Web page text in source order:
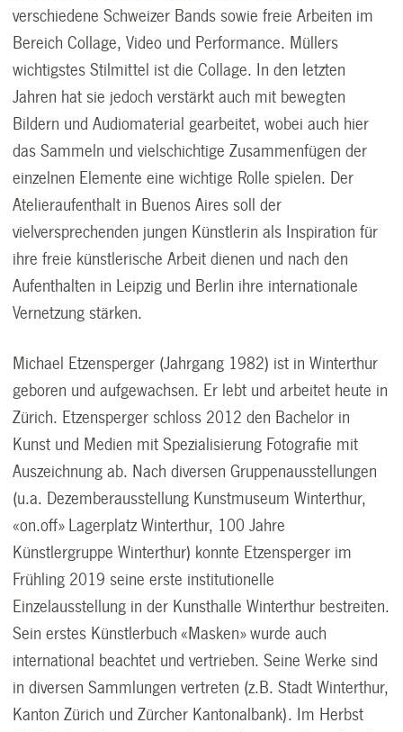
verschiedene Schweizer Bands sowie freie Arbeiten im
Bereich Collage, Video und Performance. Müllers
wichtigstes Stilmittel ist die Collage. In den letzten
Jahren hat sie jedoch verstärkt auch mit bewegten
Bildern und Audiomaterial gearbeitet, wobei auch hier
das Sammeln und vielschichtige Zusammenfügen der
einzelnen Elemente eine wichtige Rolle spielen. Der
Atelieraufenthalt in Buenos Aires soll der
vielversprechenden jungen Künstlerin als Inspiration für
ihre freie künstlerische Arbeit dienen und nach den
Aufenthalten in Leipzig und Berlin ihre internationale
Vernetzung stärken.
Michael Etzensperger (Jahrgang 1982) ist in Winterthur
geboren und aufgewachsen. Er lebt und arbeitet heute in
Zürich. Etzensperger schloss 2012 den Bachelor in
Kunst und Medien mit Spezialisierung Fotografie mit
Auszeichnung ab. Nach diversen Gruppenausstellungen
(u.a. Dezemberausstellung Kunstmuseum Winterthur,
«on.off» Lagerplatz Winterthur, 100 Jahre
Künstlergruppe Winterthur) konnte Etzensperger im
Frühling 2019 seine erste institutionelle
Einzelausstellung in der Kunsthalle Winterthur bestreiten.
Sein erstes Künstlerbuch «Masken» wurde auch
international beachtet und vertrieben. Seine Werke sind
in diversen Sammlungen vertreten (z.B. Stadt Winterthur,
Kanton Zürich und Zürcher Kantonalbank). Im Herbst